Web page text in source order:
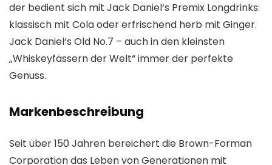
der bedient sich mit Jack Daniel‘s Premix Longdrinks:
klassisch mit Cola oder erfrischend herb mit Ginger.
Jack Daniel‘s Old No.7 – auch in den kleinsten
„Whiskeyfässern der Welt“ immer der perfekte
Genuss.
Markenbeschreibung
Seit über 150 Jahren bereichert die Brown-Forman
Corporation das Leben von Generationen mit